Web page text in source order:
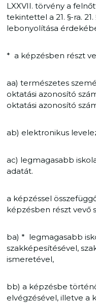
LXXVII. törvény a
tekintettel a 21. §-ra.
lebonyolítása
* a képzésben részt
aa) természetes
oktatási azonosító
oktatási azonosító
ab) elektronikus
ac) legmagasabb
adatát.
a képzéssel
képzésben részt vevő
ba) * legmagasabb
szakképesítésével,
ismeretével,
bb) a képzésbe
elvégzésével, illetve a